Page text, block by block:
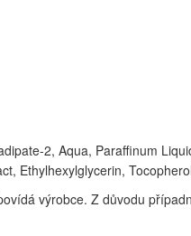
2, Aqua, Paraffinum
Ethylhexylglycerin,
výrobce. Z důvodu